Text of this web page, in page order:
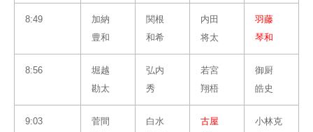
8:49
加納
豊和
関根
和希
内田
将太
羽藤
琴和
8:56
堀越
勘太
弘内
秀
若宮
翔梧
御厨
皓史
9:03
菅間
白水
古屋
小林克